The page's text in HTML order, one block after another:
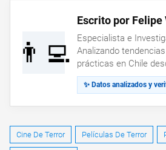
👨‍💻
Escrito por Felipe
Especialista e
Analizando
prácticas en Chile
✨ Datos analizados y
Cine De Terror Películas De Terror